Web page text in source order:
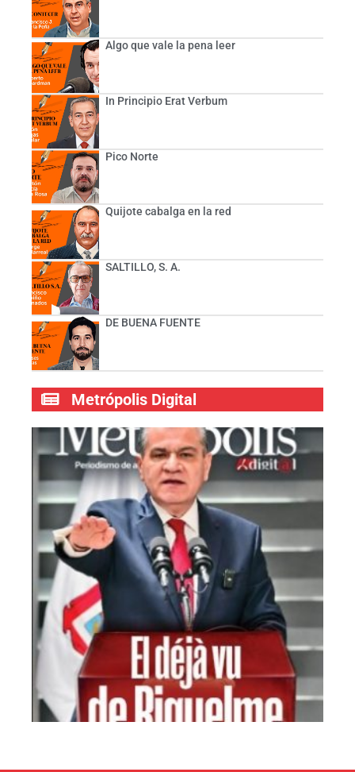
Algo que vale la pena leer
In Principio Erat Verbum
Pico Norte
Quijote cabalga en la red
SALTILLO, S. A.
DE BUENA FUENTE
Metrópolis Digital